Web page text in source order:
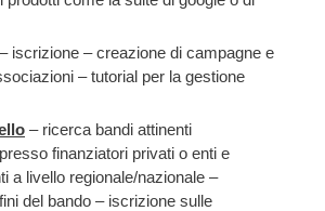
– iscrizione – creazione di campagne e
– tutorial per la gestione
– ricerca bandi attinenti
finanziatori privati o enti e
a livello regionale/nazionale –
del bando – iscrizione sulle